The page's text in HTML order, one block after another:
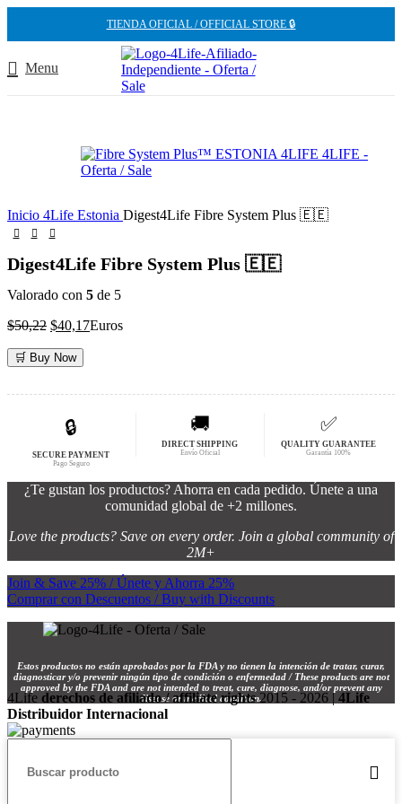
TIENDA OFICIAL / OFFICIAL STORE 🔒
Menu
Inicio 4Life Estonia Digest4Life Fibre System Plus 🇪🇪
Digest4Life Fibre System Plus 🇪🇪
Valorado con 5 de 5
$50,22 El
original
$40,17El
Euros
🛒 Buy Now
🔒
SECURE PAYMENT
Pago Seguro
🚚
DIRECT SHIPPING
Envío Oficial
✅
QUALITY GUARANTEE
Garantía 100%
¿Te gustan los productos? Ahorra en cada pedido. Únete a una
comunidad global de +2 millones.
Love the products? Save on every order. Join a global community of
2M+
Join & Save 25% / Únete y Ahorra 25%
Comprar con Descuentos / Buy with Discounts
Estos productos no están aprobados por la FDA y no tienen la intención de tratar, curar,
diagnosticar y/o prevenir ningún tipo de condición o enfermedad / These products are not
approved by the FDA and are not intended to treat, cure, diagnose, and/or prevent any
disease or medical condition.
4Life derechos de afiliado / affiliate rights 2015 - 2026 |4Life
Distribuidor Internacional